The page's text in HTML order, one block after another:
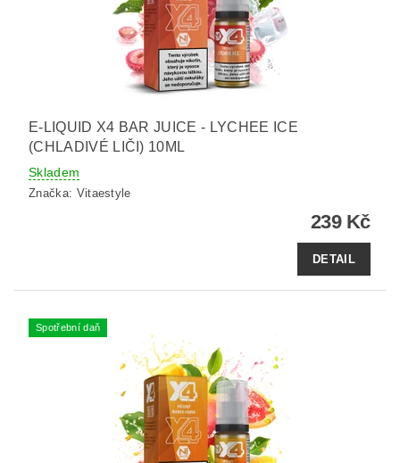
E-LIQUID X4 BAR JUICE - LYCHEE ICE
(CHLADIVÉ LIČI) 10ML
Skladem
Značka: Vitaestyle
239 Kč
DETAIL
Spotřební daň